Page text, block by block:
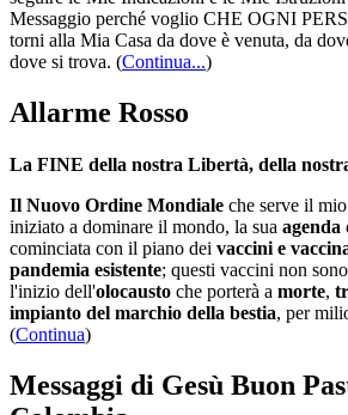
Messaggio perché voglio CHE OGNI
torni alla Mia Casa da dove è venuta, da
dove si trova. (Continua...)
Allarme Rosso
La FINE della nostra Libertà, della
Il Nuovo Ordine Mondiale che serve il
iniziato a dominare il mondo, la sua
cominciata con il piano dei vaccini e
pandemia esistente; questi vaccini non
l'inizio dell'olocausto che porterà a morte,
impianto del marchio della bestia, per
(Continua)
Messaggi di Gesù Buon